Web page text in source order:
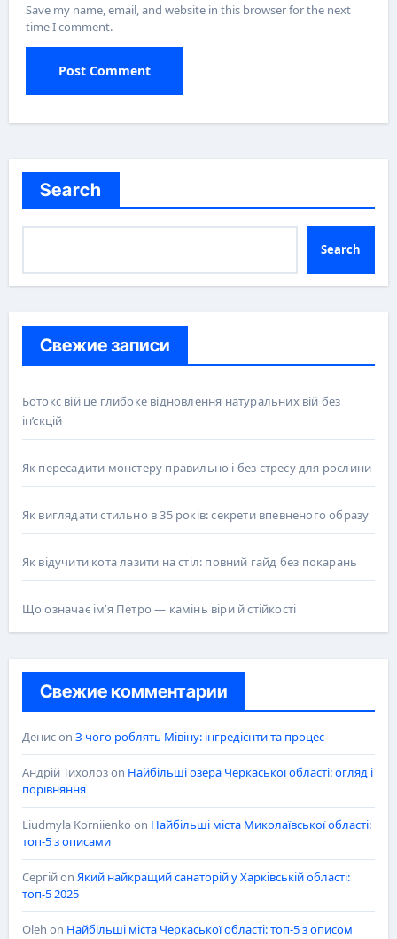
Save my name, email, and website in this browser for the next
time I comment.
Search
Search
Свежие записи
Ботокс вій це глибоке відновлення натуральних вій без
ін’єкцій
Як пересадити монстеру правильно і без стресу для рослини
Як виглядати стильно в 35 років: секрети впевненого образу
Як відучити кота лазити на стіл: повний гайд без покарань
Що означає ім’я Петро — камінь віри й стійкості
Свежие комментарии
Денисon З чого роблять Мівіну: інгредієнти та процес
Андрій Тихолозon Найбільші озера Черкаської області: огляд і
порівняння
Liudmyla Korniienko on Найбільші міста Миколаївської області:
топ-5 з описами
Сергійon Який найкращий санаторій у Харківській області:
топ-5 2025
Oleh on Найбільші міста Черкаської області: топ-5 з описом